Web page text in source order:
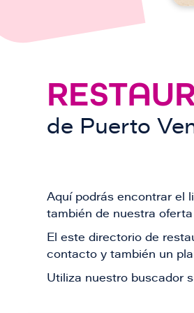
de Puerto
Aquí podrás encontrar el
también de nuestra
El este directorio de
contacto y también un
Utiliza nuestro buscador